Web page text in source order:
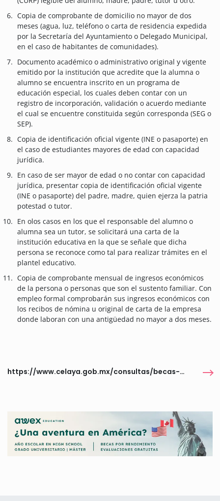
Copia de comprobante de domicilio no mayor de dos
meses (agua, luz, teléfono o carta de residencia expedida
por la Secretaría del Ayuntamiento o Delegado Municipal,
en el caso de habitantes de comunidades).
Documento académico o administrativo original y vigente
emitido por la institución que acredite que la alumna o
alumno se encuentra inscrito en un programa de
educación especial, los cuales deben contar con un
registro de incorporación, validación o acuerdo mediante
el cual se encuentre constituida según corresponda (SEG o
SEP).
Copia de identificación oficial vigente (INE o pasaporte) en
el caso de estudiantes mayores de edad con capacidad
jurídica.
En caso de ser mayor de edad o no contar con capacidad
jurídica, presentar copia de identificación oficial vigente
(INE o pasaporte) del padre, madre, quien ejerza la patria
potestad o tutor.
En olos casos en los que el responsable del alumno o
alumna sea un tutor, se solicitará una carta de la
institución educativa en la que se señale que dicha
persona se reconoce como tal para realizar trámites en el
plantel educativo.
Copia de comprobante mensual de ingresos económicos
de la persona o personas que son el sustento familiar. Con
empleo formal comprobarán sus ingresos económicos con
los recibos de nómina u original de carta de la empresa
donde laboran con una antigüedad no mayor a dos meses.
https://www.celaya.gob.mx/consultas/becas-municipales-2024/